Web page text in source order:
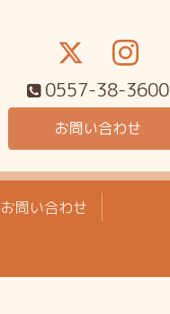
0557-38-3600
お問い合わせ
お問い合わせ